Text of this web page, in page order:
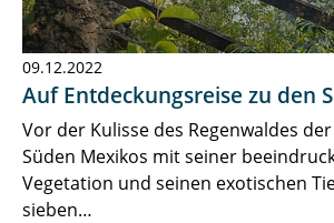
09.12.2022
Auf Entdeckungsreise zu den
Vor der Kulisse des Regenwaldes
Süden Mexikos mit seiner
Vegetation und seinen exotischen
sieben…